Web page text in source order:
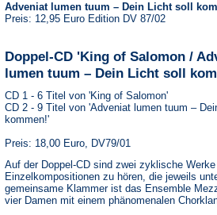
Adveniat lumen tuum – Dein Licht soll
Preis: 12,95 Euro Edition DV 87/02
Doppel-CD 'King of Salomon /
lumen tuum – Dein Licht soll
CD 1 - 6 Titel von 'King of Salomon'
CD 2 - 9 Titel von 'Adveniat lumen tuum –
kommen!'
Preis: 18,00 Euro, DV79/01
Auf der Doppel-CD sind zwei zyklische
Einzelkompositionen zu hören, die jeweils
gemeinsame Klammer ist das Ensemble
vier Damen mit einem phänomenalen